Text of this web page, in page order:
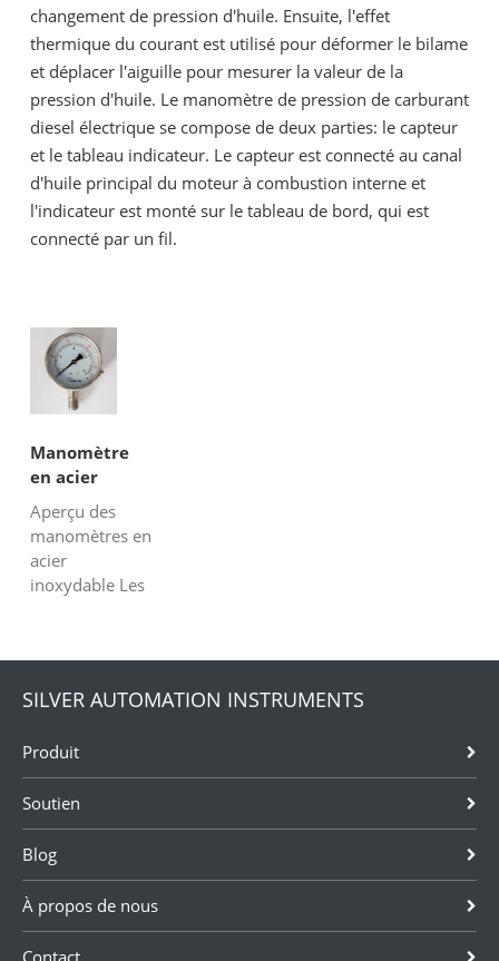
changement de pression d'huile. Ensuite, l'effet
thermique du courant est utilisé pour déformer le bilame
et déplacer l'aiguille pour mesurer la valeur de la
pression d'huile. Le manomètre de pression de carburant
diesel électrique se compose de deux parties: le capteur
et le tableau indicateur. Le capteur est connecté au canal
d'huile principal du moteur à combustion interne et
l'indicateur est monté sur le tableau de bord, qui est
connecté par un fil.
Manomètre
en acier
inoxydable
Aperçu des
manomètres en
acier
inoxydable Les
inoxydable sont
appliqués dans
du pétrole, des
produits
chimiques, des
fibres
chimiques, de
la métallurgie,
des...
SILVER AUTOMATION INSTRUMENTS
Produit
Soutien
Blog
À propos de nous
Contact